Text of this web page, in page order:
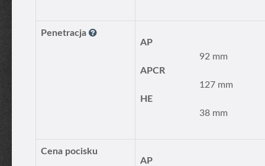
Penetracja
AP
92 mm
APCR
127 mm
HE
38 mm
Cena pocisku
AP